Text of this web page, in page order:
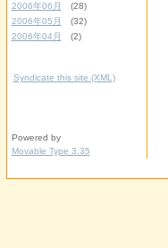
2006年06月
(28)
2006年05月
(32)
2006年04月
(2)
Syndicate this site (XML)
Powered by
Movable Type 3.35